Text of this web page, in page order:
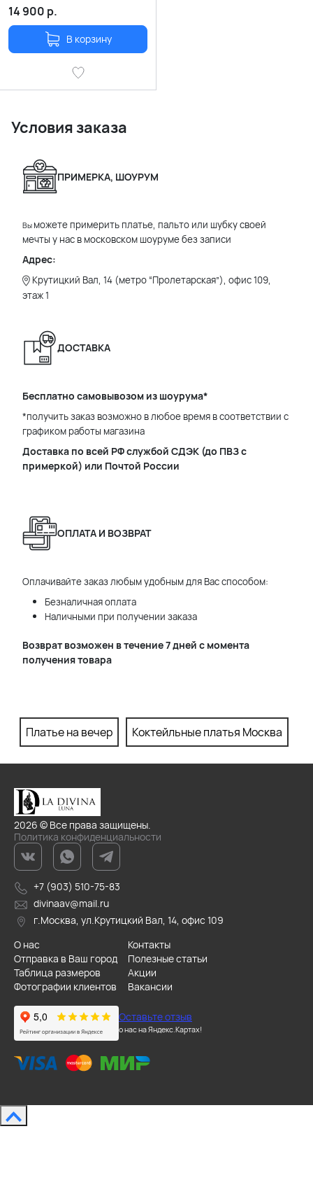
14 900 р.
В корзину
Условия заказа
ПРИМЕРКА, ШОУРУМ
Вы можете примерить платье, пальто или шубку своей
мечты у нас в московском шоуруме без записи
Адрес:
Крутицкий Вал, 14 (метро “Пролетарская”), офис 109,
этаж 1
ДОСТАВКА
Бесплатно самовывозом из шоурума*
*получить заказ возможно в любое время в соответствии с
графиком работы магазина
Доставка по всей РФ службой СДЭК (до ПВЗ с
примеркой) или Почтой России
ОПЛАТА И ВОЗВРАТ
Оплачивайте заказ любым удобным для Вас способом:
Безналичная оплата
Наличными при получении заказа
Возврат возможен в течение 7 дней с момента
получения товара
Платье на вечер Коктейльные платья Москва
2026 © Все права защищены.
Политика конфиденциальности
+7 (903) 510-75-83
divinaav@mail.ru
г.Москва, ул.Крутицкий Вал, 14, офис 109
О нас
Контакты
Отправка в Ваш город
Полезные статьи
Таблица размеров
Акции
Фотографии клиентов
Вакансии
Оставьте отзыв
о нас на Яндекс.Картах!